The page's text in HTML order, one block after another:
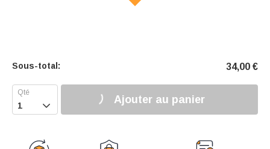
Sous-total: 34,00 €
 Ajouter au panier